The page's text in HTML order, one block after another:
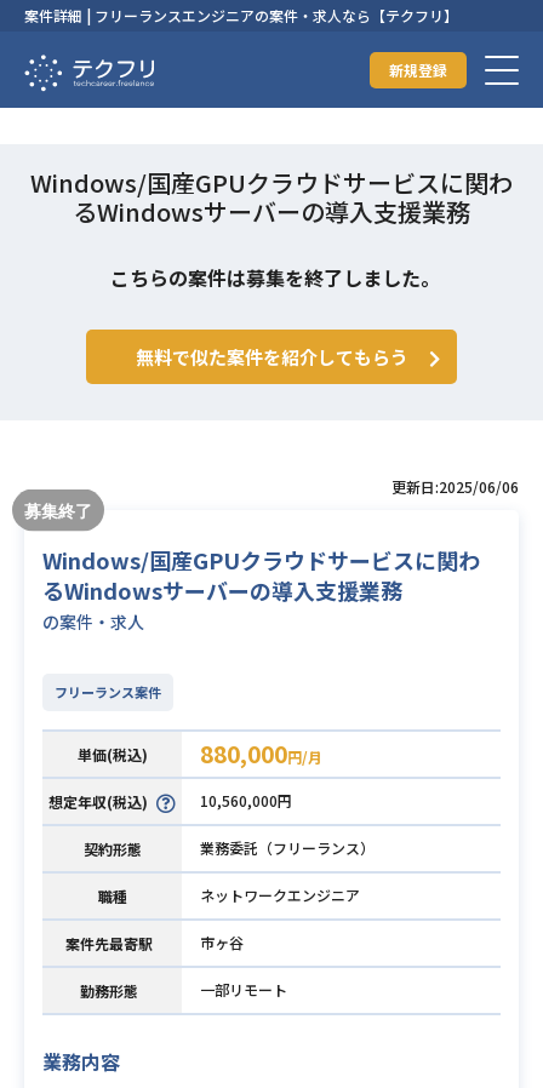
案件詳細 | フリーランスエンジニアの案件・求人なら【テクフリ】
新規登録
Windows/国産GPUクラウドサービスに関わ
るWindowsサーバーの導入支援業務
こちらの案件は募集を終了しました。
無料で似た案件を紹介してもらう
更新日:2025/06/06
Windows/国産GPUクラウドサービスに関わ
るWindowsサーバーの導入支援業務
の案件・求人
フリーランス案件
単価(税込) 880,000円/月
想定年収(税込) 10,560,000円
契約形態 業務委託（フリーランス）
職種 ネットワークエンジニア
案件先最寄駅 市ヶ谷
勤務形態 一部リモート
業務内容